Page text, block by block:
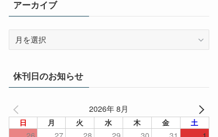
アーカイブ
イ
ブ
休刊日のお知らせ
2026年 8月
日 月 火 水 木 金 土